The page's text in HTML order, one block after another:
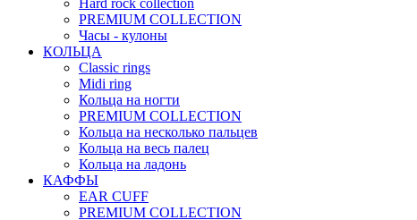
Hard rock collection
PREMIUM COLLECTION
Часы - кулоны
КОЛЬЦА
Classic rings
Midi ring
Кольца на ногти
PREMIUM COLLECTION
Кольца на несколько пальцев
Кольца на весь палец
Кольца на ладонь
КАФФЫ
EAR CUFF
PREMIUM COLLECTION